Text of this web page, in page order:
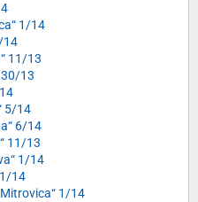
1/14
14
11/13
30/13
5/14
6/14
11/13
1/14
14
1/14